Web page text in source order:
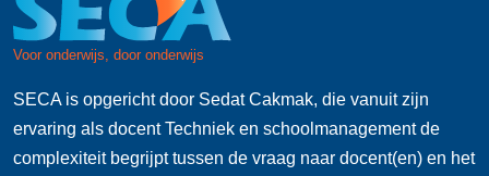
SECA is opgericht door Sedat Cakmak, die vanuit zijn
ervaring als docent Techniek en schoolmanagement de
complexiteit begrijpt tussen de vraag naar docent(en) en het